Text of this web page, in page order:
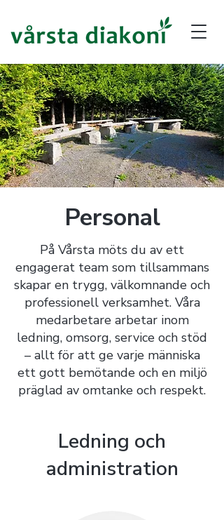
Personal
På Vårsta möts du av ett
engagerat team som tillsammans
skapar en trygg, välkomnande och
professionell verksamhet. Våra
medarbetare arbetar inom
ledning, omsorg, service och stöd
– allt för att ge varje människa
ett gott bemötande och en miljö
präglad av omtanke och respekt.
Ledning och
administration